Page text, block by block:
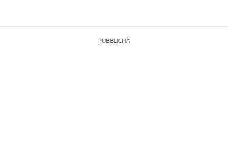
PUBBLICITÀ